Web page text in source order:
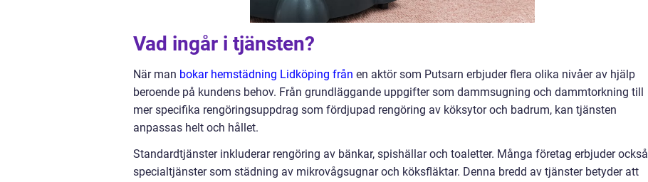
Vad ingår i tjänsten?
När man bokar hemstädning Lidköping från en aktör som Putsarn erbjuder flera olika nivåer av hjälp
beroende på kundens behov. Från grundläggande uppgifter som dammsugning och dammtorkning till
mer specifika rengöringsuppdrag som fördjupad rengöring av köksytor och badrum, kan tjänsten
anpassas helt och hållet.
Standardtjänster inkluderar rengöring av bänkar, spishällar och toaletter. Många företag erbjuder också
specialtjänster som städning av mikrovågsugnar och köksfläktar. Denna bredd av tjänster betyder att